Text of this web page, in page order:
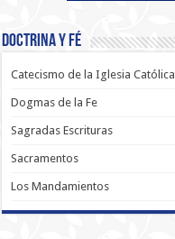
Doctrina y Fé
Catecismo de la Iglesia Católica
Dogmas de la Fe
Sagradas Escrituras
Sacramentos
Los Mandamientos